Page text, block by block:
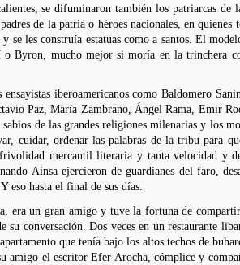
se difuminaron también los patriarcas de
de la patria o héroes nacionales, en quienes
se les construía estatuas como a santos. El
Byron, mucho mejor si moría en la trinchera
iberoamericanos como Baldomero
Paz, María Zambrano, Ángel Rama, Emir
de las grandes religiones milenarias y los
cuidar, ordenar las palabras de la tribu para
mercantil literaria y tanta velocidad y
Aínsa ejercieron de guardianes del faro,
eso hasta el final de sus días.
era un gran amigo y tuve la fortuna de
su conversación. Dos veces en un restaurante
que tenía bajo los altos techos de
amigo el escritor Efer Arocha, cómplice y